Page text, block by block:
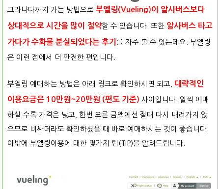
그라나다까지 가는 방법으로 부엘링(Vueling)이 알사버스보다
상대적으로 시간을 많이 절약할 수 있습니다. 또한 알사버스 타고
가다가 수화물 분실되었다는 후기 를 자주 볼 수 있는데요. 부엘링
은 이런 점에서 더 안전한 편입니다.
부엘링 예매하는 방법은 아래 링크로 확인하시면 되고, 대략적인
이용요금은 10만원~20만원 (편도 기준) 사이입니다. 일찍 예매
하실 수록 가격은 낮고, 한번 오른 금액에선 절대 다시 내려가지 않
으므로 비싸더라도 확인하셨을 때 바로 예매하시는 것이 좋습니다.
이밖에 부엘링이용에 대한 몇가지 팁(TIP)을 알려드립니다.